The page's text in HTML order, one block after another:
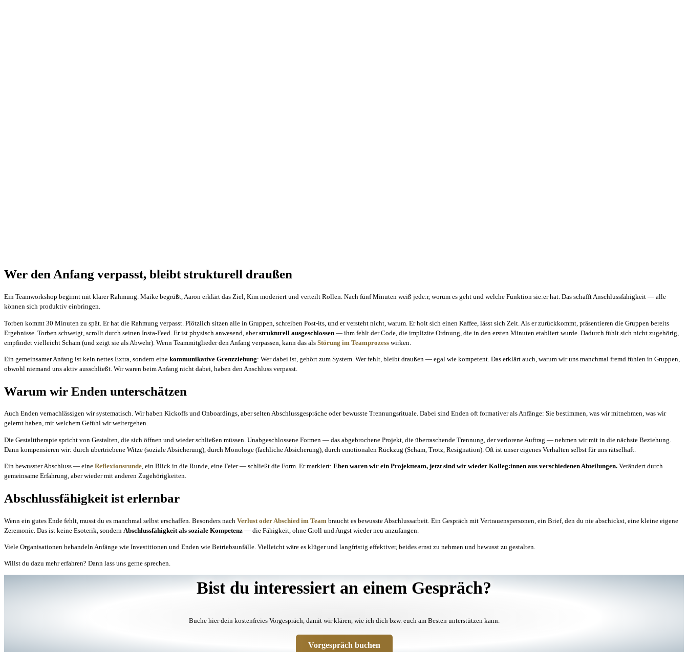
Wer den Anfang verpasst, bleibt strukturell draußen
Ein Teamworkshop beginnt mit klarer Rahmung. Maike begrüßt, Aaron erklärt das Ziel, Kim moderiert und verteilt Rollen. Nach fünf Minuten weiß jede:r, worum es geht und welche Funktion sie:er hat. Das schafft Anschlussfähigkeit — alle
können sich produktiv einbringen.
Torben kommt 30 Minuten zu spät. Er hat die Rahmung verpasst. Plötzlich sitzen alle in Gruppen, schreiben Post-its, und er versteht nicht, warum. Er holt sich einen Kaffee, lässt sich Zeit. Als er zurückkommt, präsentieren die Gruppen bereits
Ergebnisse. Torben schweigt, scrollt durch seinen Insta-Feed. Er ist physisch anwesend, aberstrukturell ausgeschlossen — ihm fehlt der Code, die implizite Ordnung, die in den ersten Minuten etabliert wurde. Dadurch fühlt sich nicht zugehörig,
empfindet vielleicht Scham (und zeigt sie als Abwehr). Wenn Teammitglieder den Anfang verpassen, kann das als Störung im Teamprozess wirken.
Ein gemeinsamer Anfang ist kein nettes Extra, sondern eine kommunikative Grenzziehung: Wer dabei ist, gehört zum System. Wer fehlt, bleibt draußen — egal wie kompetent. Das erklärt auch, warum wir uns manchmal fremd fühlen in Gruppen,
obwohl niemand uns aktiv ausschließt. Wir waren beim Anfang nicht dabei, haben den Anschluss verpasst.
Warum wir Enden unterschätzen
Auch Enden vernachlässigen wir systematisch. Wir haben Kickoffs und Onboardings, aber selten Abschlussgespräche oder bewusste Trennungsrituale. Dabei sind Enden oft formativer als Anfänge: Sie bestimmen, was wir mitnehmen, was wir
gelernt haben, mit welchem Gefühl wir weitergehen.
Die Gestalttherapie spricht von Gestalten, die sich öffnen und wieder schließen müssen. Unabgeschlossene Formen — das abgebrochene Projekt, die überraschende Trennung, der verlorene Auftrag — nehmen wir mit in die nächste Beziehung.
Dann kompensieren wir: durch übertriebene Witze (soziale Absicherung), durch Monologe (fachliche Absicherung), durch emotionalen Rückzug (Scham, Trotz, Resignation). Oft ist unser eigenes Verhalten selbst für uns rätselhaft.
Ein bewusster Abschluss — eine Reflexionsrunde , ein Blick in die Runde, eine Feier — schließt die Form. Er markiert: Eben waren wir ein Projektteam, jetzt sind wir wieder Kolleg:innen aus verschiedenen Abteilungen. Verändert durch
gemeinsame Erfahrung, aber wieder mit anderen Zugehörigkeiten.
Abschlussfähigkeit ist erlernbar
Wenn ein gutes Ende fehlt, musst du es manchmal selbst erschaffen. Besonders nach Verlust oder Abschied im Team braucht es bewusste Abschlussarbeit. Ein Gespräch mit Vertrauenspersonen, ein Brief, den du nie abschickst, eine kleine eigene
Zeremonie. Das ist keine Esoterik, sondern Abschlussfähigkeit als soziale Kompetenz — die Fähigkeit, ohne Groll und Angst wieder neu anzufangen.
Viele Organisationen behandeln Anfänge wie Investitionen und Enden wie Betriebsunfälle. Vielleicht wäre es klüger und langfristig effektiver, beides ernst zu nehmen und bewusst zu gestalten.
Willst du dazu mehr erfahren? Dann lass uns gerne sprechen.
Bist du interessiert an einem Gespräch?
Buche hier dein kostenfreies Vorgespräch, damit wir klären, wie ich dich bzw. euch am Besten unterstützen kann.
Vorgespräch buchen